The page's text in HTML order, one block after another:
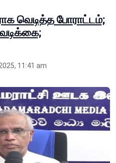
வெடித்த போராட்டம்;
11:41 am